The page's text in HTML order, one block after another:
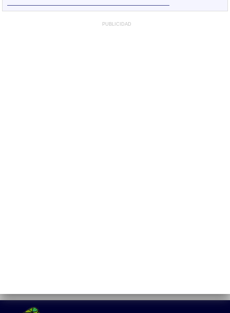
PUBLICIDAD